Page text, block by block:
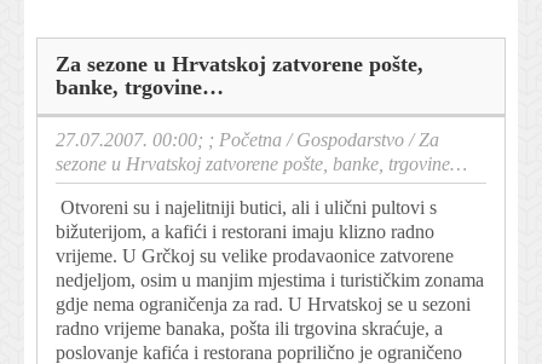
Za sezone u Hrvatskoj zatvorene pošte,
banke, trgovine…
27.07.2007. 00:00; ; Početna /Gospodarstvo /Za
sezone u Hrvatskoj zatvorene pošte, banke, trgovine…
Otvoreni su i najelitniji butici, ali i ulični pultovi s
bižuterijom, a kafići i restorani imaju klizno radno
vrijeme. U Grčkoj su velike prodavaonice zatvorene
nedjeljom, osim u manjim mjestima i turističkim zonama
gdje nema ograničenja za rad. U Hrvatskoj se u sezoni
radno vrijeme banaka, pošta ili trgovina skraćuje, a
poslovanje kafića i restorana poprilično je ograničeno